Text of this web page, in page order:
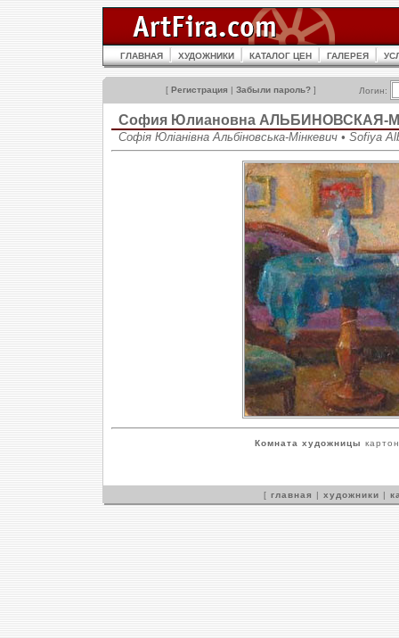
ГЛАВНАЯ ХУДОЖНИКИ КАТАЛОГ ЦЕН ГАЛЕРЕЯ
[ Регистрация | Забыли пароль? ] Логин:
София Юлиановна АЛЬБИНОВСКАЯ-
Софія Юліанівна Альбіновська-Мінкевич • Sofiya
Комната художницы
[ главная | художники |